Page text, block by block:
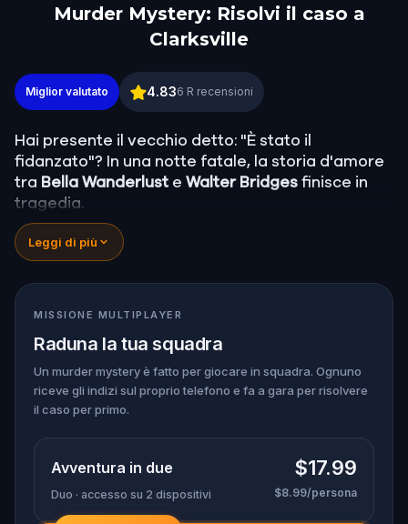
Murder Mystery: Risolvi il caso a
Clarksville
Murder Mystery: Risolvi il caso a Clarksville
Miglior valutato 4.836 R recensioni
Hai presente il vecchio detto: "È stato il
fidanzato"? In una notte fatale, la storia d'amore
tra Bella Wanderlust e Walter Bridges finisce in
tragedia.
Bella, famosa travel blogger, è stata trovata
morta durante un tour a caccia di fantasmi
guidato dal teatrale Percy Shadows.
te scoprire la verità.
È stato Walter, l’ossessivo fidanzato? Percy, la
drammaticità? O forse qualcun altro si nasconde
nell'ombra?
🔎Raccogli indizi, interroga i sospettati e
smaschera il vero assassino prima che colpisca
Leggi di più
MISSIONE MULTIPLAYER
Raduna la tua squadra
Un murder mystery è fatto per giocare in squadra. Ognuno
riceve gli indizi sul proprio telefono e fa a gara per risolvere
il caso per primo.
Avventura in due
Duo · accesso su 2 dispositivi
$17.99
$8.99/persona